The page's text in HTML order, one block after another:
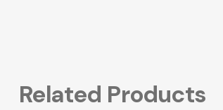
Related Products